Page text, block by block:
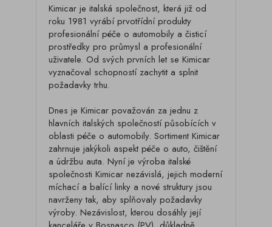
Kimicar je italská společnost, která již od
roku 1981 vyrábí prvotřídní produkty
profesionální péče o automobily a čisticí
prostředky pro průmysl a profesionální
uživatele. Od svých prvních let se Kimicar
vyznačoval schopností zachytit a splnit
požadavky trhu.
Dnes je Kimicar považován za jednu z
hlavních italských společností působících v
oblasti péče o automobily. Sortiment Kimicar
zahrnuje jakýkoli aspekt péče o auto, čištění
a údržbu auta. Nyní je výroba italské
společnosti Kimicar nezávislá, jejich moderní
míchací a balící linky a nové struktury jsou
navrženy tak, aby splňovaly požadavky
výroby. Nezávislost, kterou dosáhly její